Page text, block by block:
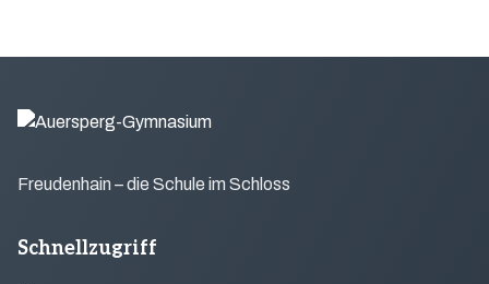
Freudenhain – die Schule im Schloss
Schnellzugriff